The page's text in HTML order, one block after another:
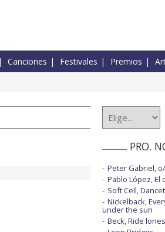
Canciones Festivales Premios
PRO.
Peter Gabriel,
Pablo López, El
Soft Cell,
Nickelback,
under the sun
Beck, Ride